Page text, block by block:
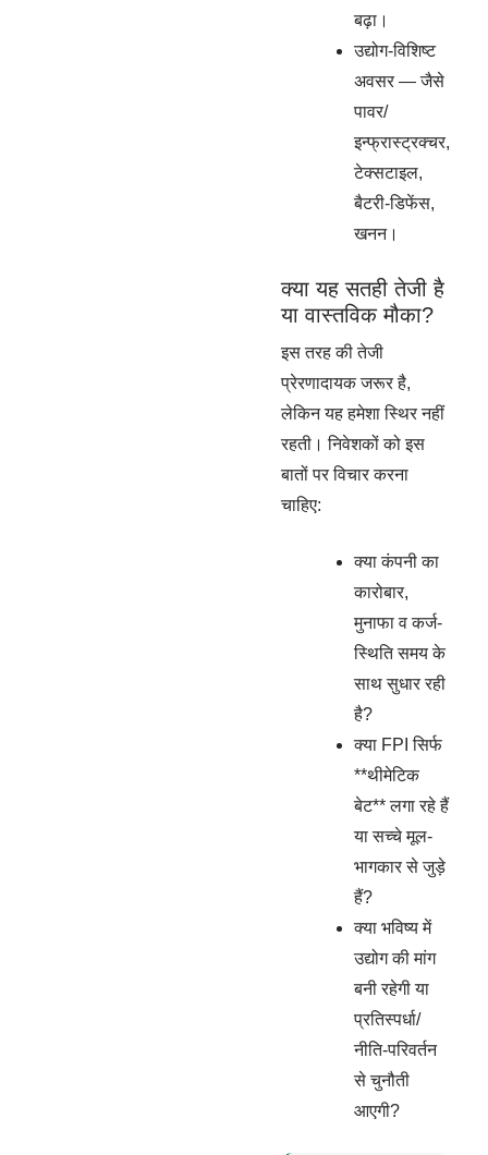
बढ़ा।
उद्योग-विशिष्ट
अवसर — जैसे
पावर/
इन्फ्रास्ट्रक्चर,
टेक्सटाइल,
बैटरी-डिफेंस,
खनन।
क्या यह सतही तेजी है
या वास्तविक मौका?
इस तरह की तेजी
प्रेरणादायक जरूर है,
लेकिन यह हमेशा स्थिर नहीं
रहती। निवेशकों को इस
बातों पर विचार करना
चाहिए:
क्या कंपनी का
कारोबार,
मुनाफा व कर्ज-
स्थिति समय के
साथ सुधार रही
है?
क्या FPI सिर्फ
**थीमेटिक
बेट** लगा रहे हैं
या सच्चे मूल-
भागकार से जुड़े
हैं?
क्या भविष्य में
उद्योग की मांग
बनी रहेगी या
प्रतिस्पर्धा/
नीति-परिवर्तन
से चुनौती
आएगी?